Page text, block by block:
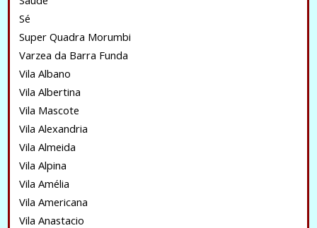
Sé
Super Quadra Morumbi
Varzea da Barra Funda
Vila Albano
Vila Albertina
Vila Mascote
Vila Alexandria
Vila Almeida
Vila Alpina
Vila Amélia
Vila Americana
Vila Anastacio